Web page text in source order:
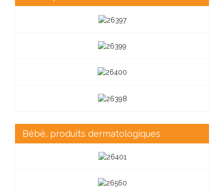
Bébé, produits dermatologiques